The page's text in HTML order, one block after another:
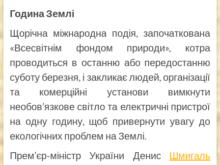
Година Землі
Щорічна міжнародна подія, започаткована
«Всесвітнім фондом природи», котра
проводиться в останню або передостанню
суботу березня, і закликає людей, організації
та комерційні установи вимкнути
необов’язкове світло та електричні пристрої
на одну годину, щоб привернути увагу до
екологічних проблем на Землі.
Прем’єр-міністр України Денис Шмигаль